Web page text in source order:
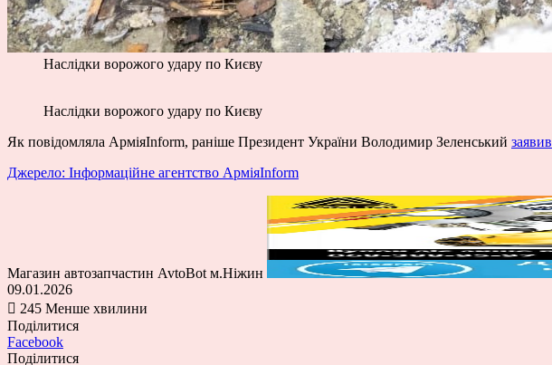
Наслідки ворожого удару по Києву
Наслідки ворожого удару по Києву
Як повідомляла АрміяInform, раніше Президент України Володимир Зеленський заявив
Джерело: Інформаційне агентство АрміяInform
Магазин автозапчастин AvtoBot м.Ніжин
09.01.2026
245 Менше хвилини
Поділитися
Facebook
Поділитися